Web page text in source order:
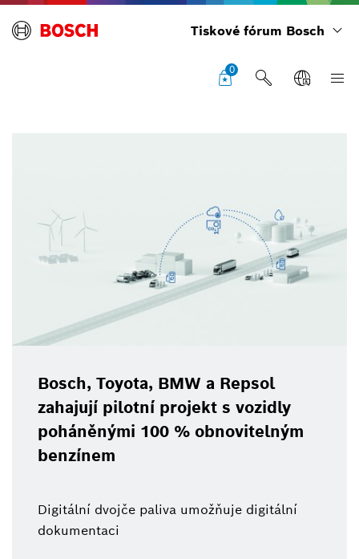
Tiskové fórum Bosch
0
Bosch, Toyota, BMW a Repsol
zahajují pilotní projekt s vozidly
poháněnými 100 % obnovitelným
benzínem
Digitální dvojče paliva umožňuje digitální
dokumentaci